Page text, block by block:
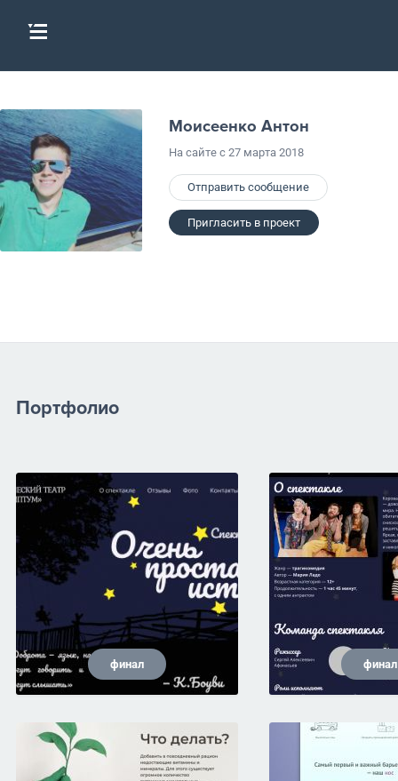
Моисеенко Антон
На сайте с 27 марта 2018
Отправить сообщение
Пригласить в проект
Портфолио
финал финал